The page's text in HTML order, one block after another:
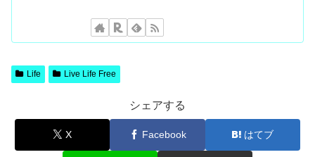
Life Live Life Free
シェアする
X Facebook はてブ